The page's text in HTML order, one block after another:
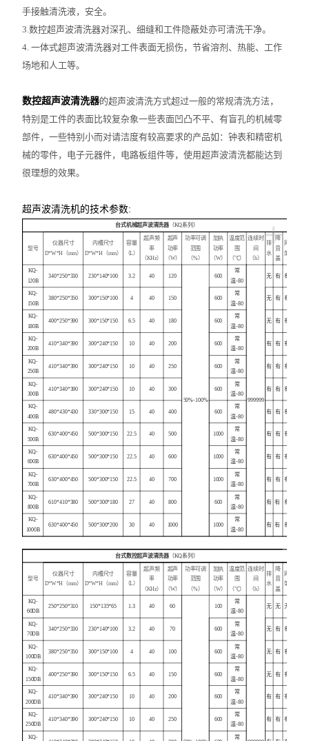
手接触清洗液，安全。
3.数控超声波清洗器对深孔、细缝和工件隐蔽处亦可清洗干净。
4.一体式超声波清洗器对工件表面无损伤，节省溶剂、热能、工作
场地和人工等。
数控超声波清洗器的超声波清洗方式超过一般的常规清洗方法，
特别是工件的表面比较复杂象一些表面凹凸不平、有盲孔的机械零
部件，一些特别小而对请洁度有较高要求的产品如：钟表和精密机
械的零件，电子元器件，电路板组件等，使用超声波清洗都能达到
很理想的效果。
超声波清洗机的技术参数:
+
台式机械超声波清洗器 （KQ系列）
型号
仪器尺寸
D*W*H（mm）
内槽尺寸
D*W*H（mm）
容量
（L）
超声频
率
（KHz）
超声
功率
（W）
功率可调
范围
（%）
加执
功率
（W）
温度范
围
（℃）
连续时
间
（h）
排
水
降
音
盖
网
架
KQ-
120B
340*250*330 230*140*100 3.2 40 120
50%-100%
600
常
温-80
999999
无 有 有
KQ-
150B
380*250*350 300*150*100 4 40 150 600
常
温-80
无 有 有
KQ-
180B
400*250*390 300*150*150 6.5 40 180 600
常
温-80
无 有 有
KQ-
200B
410*340*390 300*240*150 10 40 200 600
常
温-80
有 有 有
KQ-
250B
410*340*390 300*240*150 10 40 250 600
常
温-80
有 有 有
KQ-
300B
410*340*390 300*240*150 10 40 300 600
常
温-80
有 有 有
KQ-
400B
480*430*430 330*300*150 15 40 400 600
常
温-80
有 有 有
KQ-
500B
630*400*450 500*300*150 22.5 40 500 1000
常
温-80
有 有 有
KQ-
600B
630*400*450 500*300*150 22.5 40 600 1000
常
温-80
有 有 有
KQ-
700B
630*400*450 500*300*150 22.5 40 700 1000
常
温-80
有 有 有
KQ-
800B
610*410*380 500*300*180 27 40 800 600
常
温-80
有 有 有
KQ-
1000B
630*400*450 500*300*200 30 40 1000 1000
常
温-80
有 有 有
台式数控超声波清洗器 （KQ系列）
型号
仪器尺寸
D*W*H（mm）
内槽尺寸
D*W*H（mm）
容量
（L）
超声频
率
（KHz）
超声
功率
（W）
功率可调
范围
（%）
加执
功率
（W）
温度范
围
（℃）
连续时
间
（h）
排
水
降
音
盖
网
架
KQ-
60DB
250*250*310 150*135*65 1.3 40 60 100
常
温-80
无 无 无
KQ-
70DB
340*250*330 230*140*100 3.2 40 70 600
常
温-80
无 有 有
KQ-
100DB
380*250*350 300*150*100 4 40 100 600
常
温-80
无 有 有
KQ-
150DB
400*250*390 300*150*150 6.5 40 150 600
常
温-80
无 有 有
KQ-
200DB
410*340*390 300*240*150 10 40 200 600
常
温-80
有 有 有
KQ-
250DB
410*340*390 300*240*150 10 40 250 600
常
温-80
有 有 有
KQ- 常